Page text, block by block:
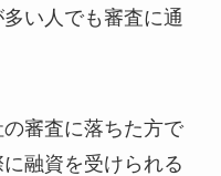
い人でも審査に通
審査に落ちた方で
融資を受けられる